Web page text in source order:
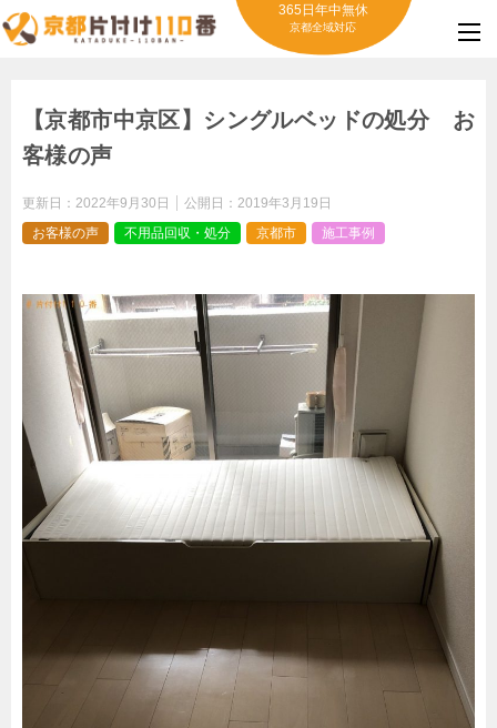
365日年中無休
京都全域対応
【京都市中京区】シングルベッドの処分 お
客様の声
更新日： 2022年9月30日 公開日： 2019年3月19日
お客様の声
不用品回収・処分 京都市 施工事例